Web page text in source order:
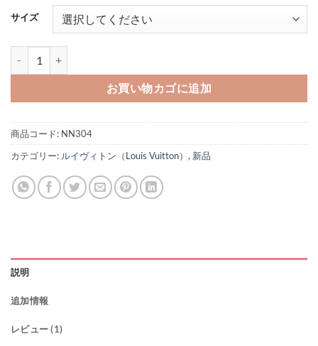
サイズ
お買い物カゴに追加
商品コード: NN304
カテゴリー: ルイヴィトン（Louis Vuitton） , 新品
説明
追加情報
レビュー (1)